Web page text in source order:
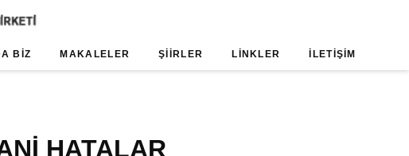
BIZ MAKALELER ŞIIRLER LINKLER İLETIŞIM
HATALAR